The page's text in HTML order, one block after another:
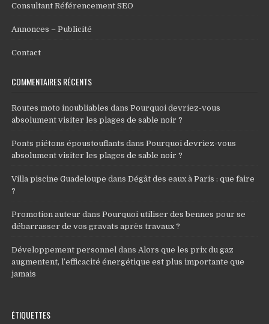
Consultant Référencement SEO
Annonces – Publicité
Contact
COMMENTAIRES RÉCENTS
Routes moto inoubliables dansPourquoi devriez-vous
absolument visiter les plages de sable noir ?
Ponts piétons époustouflants dansPourquoi devriez-vous
absolument visiter les plages de sable noir ?
Villa piscine Guadeloupe dansDégât des eaux à Paris : que faire
?
Promotion auteur dansPourquoi utiliser des bennes pour se
débarrasser de vos gravats après travaux ?
Développement personnel dans Alors que les prix du gaz
augmentent, l’efficacité énergétique est plus importante que
jamais
ÉTIQUETTES